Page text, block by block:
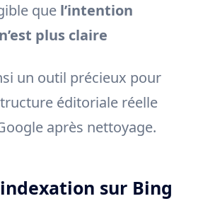
que l’intention
plus claire
un outil précieux pour
éditoriale réelle
après nettoyage.
sur Bing